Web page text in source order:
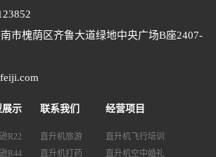
槐荫区齐鲁大道绿地中央广场B座2407-
展示
R22
R44
联系我们
直升机旅游
直升机打药
经营项目
直升机飞行培训
直升机空中婚礼